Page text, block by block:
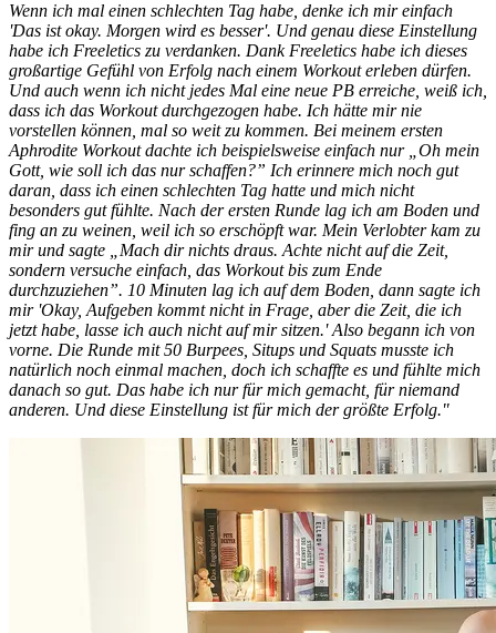
Wenn ich mal einen schlechten Tag habe, denke ich mir einfach
'Das ist okay. Morgen wird es besser'. Und genau diese Einstellung
habe ich Freeletics zu verdanken. Dank Freeletics habe ich dieses
großartige Gefühl von Erfolg nach einem Workout erleben dürfen.
Und auch wenn ich nicht jedes Mal eine neue PB erreiche, weiß ich,
dass ich das Workout durchgezogen habe. Ich hätte mir nie
vorstellen können, mal so weit zu kommen. Bei meinem ersten
Aphrodite Workout dachte ich beispielsweise einfach nur „Oh mein
Gott, wie soll ich das nur schaffen?” Ich erinnere mich noch gut
daran, dass ich einen schlechten Tag hatte und mich nicht
besonders gut fühlte. Nach der ersten Runde lag ich am Boden und
fing an zu weinen, weil ich so erschöpft war. Mein Verlobter kam zu
mir und sagte „Mach dir nichts draus. Achte nicht auf die Zeit,
sondern versuche einfach, das Workout bis zum Ende
durchzuziehen”. 10 Minuten lag ich auf dem Boden, dann sagte ich
mir 'Okay, Aufgeben kommt nicht in Frage, aber die Zeit, die ich
jetzt habe, lasse ich auch nicht auf mir sitzen.' Also begann ich von
vorne. Die Runde mit 50 Burpees, Situps und Squats musste ich
natürlich noch einmal machen, doch ich schaffte es und fühlte mich
danach so gut. Das habe ich nur für mich gemacht, für niemand
anderen. Und diese Einstellung ist für mich der größte Erfolg."